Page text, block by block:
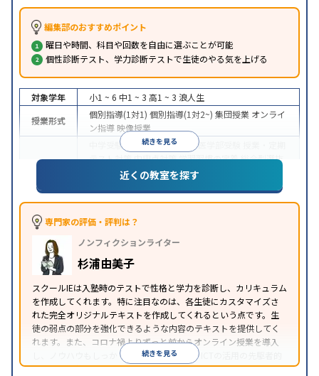
編集部のおすすめポイント
曜日や時間、科目や回数を自由に選ぶことが可能
個性診断テスト、学力診断テストで生徒のやる気を上げる
続きを見る
対象学年 小1 ~ 6 中1 ~ 3 高1 ~ 3 浪人生
授業形式
個別指導(1対1) 個別指導(1対2~) 集団授業 オンライ
ン指導 映像授業
中学受験 高校受験大学受験 医学部受験
テスト対策内申点対策学習習慣の定着総合型選抜
(旧AO)対策 推薦入試対策学校別特化対策
中高一貫校生に対応
可能季節講習のみの受講可
※2023年3月調査。小学校高学年の個別指導塾アンケート調査方法
近くの教室を探す
専門家の評価・評判は？
ノンフィクションライター
杉浦由美子
スクールIEは入塾時のテストで性格と学力を診断し、カリキュラム
を作成してくれます。特に注目なのは、各生徒にカスタマイズさ
れた完全オリジナルテキストを作成してくれるという点です。生
徒の弱点の部分を強化できるような内容のテキストを提供してく
れます。また、コロナ禍よりずっと前からオンライン授業を導入
し、ノウハウもしっかりとしています。AIやICTの活用の先駆者的
な個別指導塾です。
続きを見る